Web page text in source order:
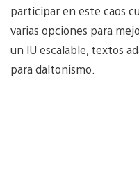
participar en este caos
varias opciones para
un IU escalable, textos
para daltonismo.